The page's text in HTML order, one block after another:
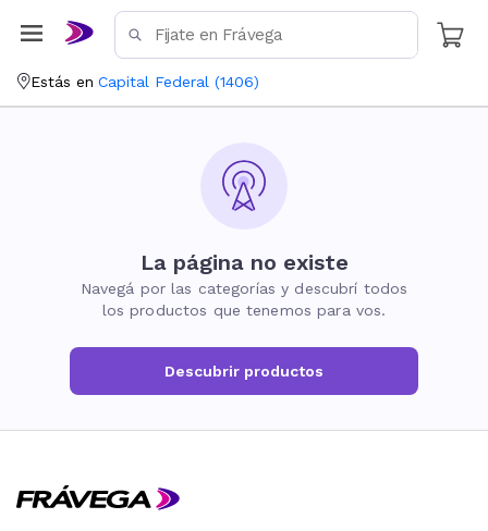
Estás en Capital Federal (1406)
La página no existe
Navegá por las categorías y descubrí todos
los productos que tenemos para vos.
Descubrir productos